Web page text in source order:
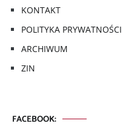
KONTAKT
POLITYKA PRYWATNOŚCI
ARCHIWUM
ZIN
FACEBOOK: